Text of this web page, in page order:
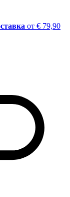
от € 79,90